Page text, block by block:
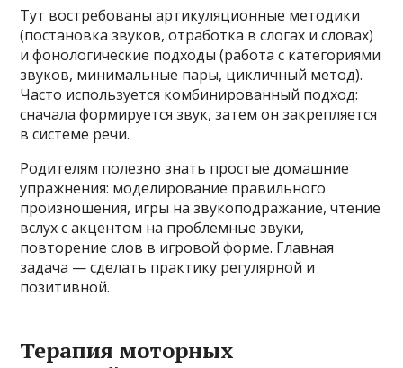
Тут востребованы артикуляционные методики
(постановка звуков, отработка в слогах и словах)
и фонологические подходы (работа с категориями
звуков, минимальные пары, цикличный метод).
Часто используется комбинированный подход:
сначала формируется звук, затем он закрепляется
в системе речи.
Родителям полезно знать простые домашние
упражнения: моделирование правильного
произношения, игры на звукоподражание, чтение
вслух с акцентом на проблемные звуки,
повторение слов в игровой форме. Главная
задача — сделать практику регулярной и
позитивной.
Терапия моторных